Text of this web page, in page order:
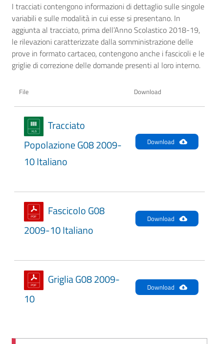
I tracciati contengono informazioni di dettaglio sulle singole
variabili e sulle modalità in cui esse si presentano. In
aggiunta al tracciato, prima dell’Anno Scolastico 2018-19,
le rilevazioni caratterizzate dalla somministrazione delle
prove in formato cartaceo, contengono anche i fascicoli e le
griglie di correzione delle domande presenti al loro interno.
File Download
Tracciato
Popolazione G08 2009-
10 Italiano
Download
Fascicolo G08
2009-10 Italiano
Download
Griglia G08 2009-
10
Download